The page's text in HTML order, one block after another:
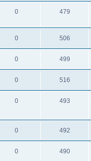
0 479
0 506
0 499
0 516
0 493
0 492
0 490